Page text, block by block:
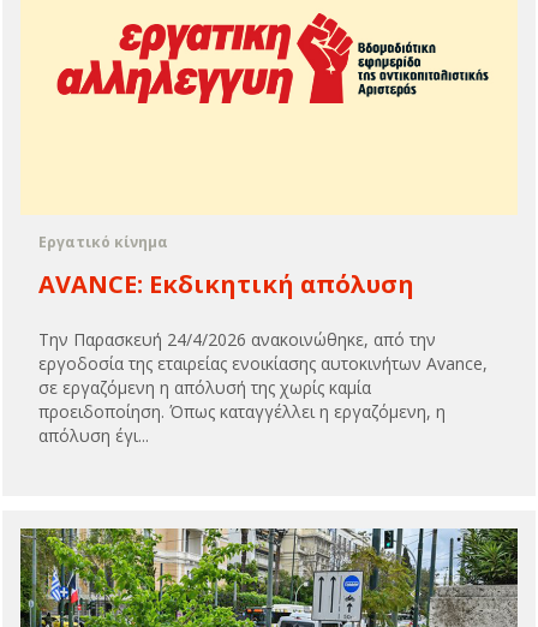
Εργατικό κίνημα
AVANCE: Εκδικητική απόλυση
Την Παρασκευή 24/4/2026 ανακοινώθηκε, από την
εργοδοσία της εταιρείας ενοικίασης αυτοκινήτων Avance,
σε εργαζόμενη η απόλυσή της χωρίς καμία
προειδοποίηση. Όπως καταγγέλλει η εργαζόμενη, η
απόλυση έγι...